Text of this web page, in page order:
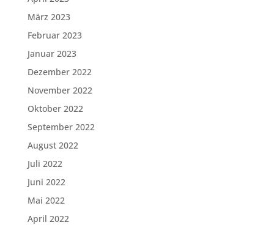
März 2023
Februar 2023
Januar 2023
Dezember 2022
November 2022
Oktober 2022
September 2022
August 2022
Juli 2022
Juni 2022
Mai 2022
April 2022